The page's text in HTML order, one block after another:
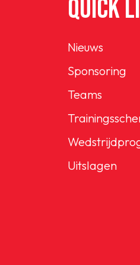
QUICK
Nieuws
Sponsoring
Teams
Uitslagen